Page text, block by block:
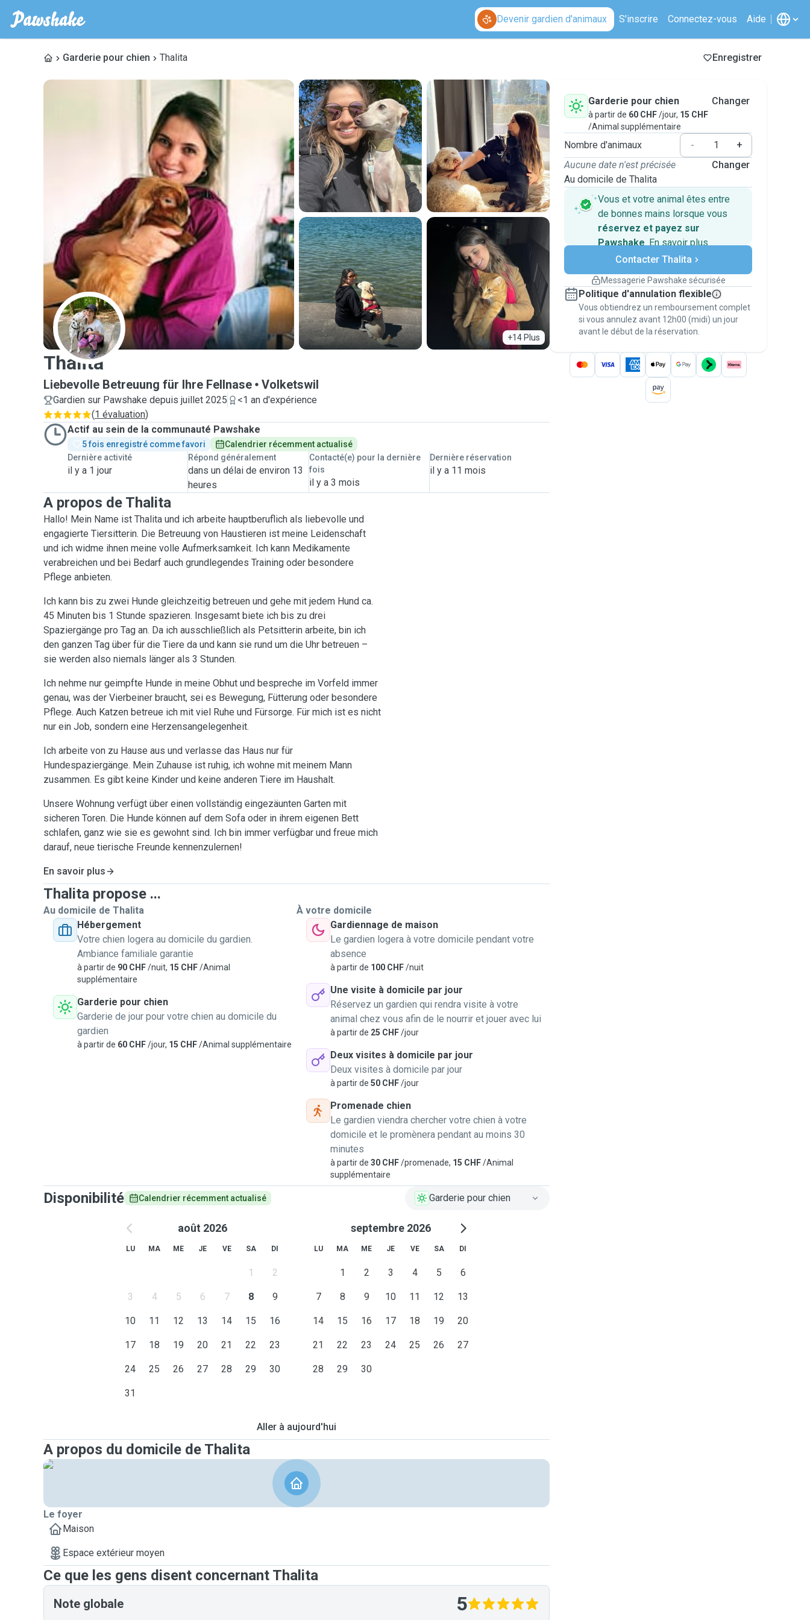
Devenir gardien d'animaux S'inscrire Connectez-vous Aide
Garderie pour chien Thalita Enregistrer
+14 Plus
T
Thalita
Liebevolle Betreuung für Ihre Fellnase Volketswil
Gardien sur Pawshake depuis juillet 2025
<1 an d'expérience
(1 évaluation)
Actif au sein de la communauté Pawshake
5 fois enregistré comme favori
Calendrier récemment actualisé
Dernière activité
il y a 1 jour
Répond généralement
dans un délai de environ 13
heures
Contacté(e) pour la dernière
fois
il y a 3 mois
Dernière réservation
il y a 11 mois
A propos de Thalita
Hallo! Mein Name ist Thalita und ich arbeite hauptberuflich als liebevolle und
engagierte Tiersitterin. Die Betreuung von Haustieren ist meine Leidenschaft
und ich widme ihnen meine volle Aufmerksamkeit. Ich kann Medikamente
verabreichen und bei Bedarf auch grundlegendes Training oder besondere
Pflege anbieten.
Ich kann bis zu zwei Hunde gleichzeitig betreuen und gehe mit jedem Hund ca.
45 Minuten bis 1 Stunde spazieren. Insgesamt biete ich bis zu drei
Spaziergänge pro Tag an. Da ich ausschließlich als Petsitterin arbeite, bin ich
den ganzen Tag über für die Tiere da und kann sie rund um die Uhr betreuen –
sie werden also niemals länger als 3 Stunden.
Ich nehme nur geimpfte Hunde in meine Obhut und bespreche im Vorfeld immer
genau, was der Vierbeiner braucht, sei es Bewegung, Fütterung oder besondere
Pflege. Auch Katzen betreue ich mit viel Ruhe und Fürsorge. Für mich ist es nicht
nur ein Job, sondern eine Herzensangelegenheit.
Ich arbeite von zu Hause aus und verlasse das Haus nur für
Hundespaziergänge. Mein Zuhause ist ruhig, ich wohne mit meinem Mann
zusammen. Es gibt keine Kinder und keine anderen Tiere im Haushalt.
Unsere Wohnung verfügt über einen vollständig eingezäunten Garten mit
sicheren Toren. Die Hunde können auf dem Sofa oder in ihrem eigenen Bett
schlafen, ganz wie sie es gewohnt sind. Ich bin immer verfügbar und freue mich
darauf, neue tierische Freunde kennenzulernen!
En savoir plus
Thalita propose ...
Au domicile de Thalita
Hébergement
Votre chien logera au domicile du gardien.
Ambiance familiale garantie
à partir de 90 CHF/nuit, 15 CHF/Animal
supplémentaire
Garderie pour chien
Garderie de jour pour votre chien au domicile du
gardien
à partir de 60 CHF/jour, 15 CHF/Animal supplémentaire
À votre domicile
Gardiennage de maison
Le gardien logera à votre domicile pendant votre
absence
à partir de 100 CHF/nuit
Une visite à domicile par jour
Réservez un gardien qui rendra visite à votre
animal chez vous afin de le nourrir et jouer avec lui
à partir de 25 CHF/jour
Deux visites à domicile par jour
Deux visites à domicile par jour
à partir de 50 CHF/jour
Promenade chien
Le gardien viendra chercher votre chien à votre
domicile et le promènera pendant au moins 30
minutes
à partir de 30 CHF/promenade, 15 CHF/Animal
supplémentaire
Disponibilité Calendrier récemment actualisé Garderie pour chien
août 2026
LU MA ME JE VE SA DI
1 2
3 4 5 6 7 8 9
10 11 12 13 14 15 16
17 18 19 20 21 22 23
24 25 26 27 28 29 30
31
septembre 2026
LU MA ME JE VE SA DI
1 2 3 4 5 6
7 8 9 10 11 12 13
14 15 16 17 18 19 20
21 22 23 24 25 26 27
28 29 30
Aller à aujourd'hui
A propos du domicile de Thalita
Le foyer
Maison
Espace extérieur moyen
Ce que les gens disent concernant Thalita
Note globale 5
Garderie pour chien
à partir de 60 CHF/jour, 15 CHF
/Animal supplémentaire
Changer
Nombre d'animaux -
+
Aucune date n'est précisée
Au domicile de Thalita
Changer
Vous et votre animal êtes entre
de bonnes mains lorsque vous
réservez et payez sur
Pawshake. En savoir plus
Paiements sécurisés
Assistance en cas de
Réservations couvertes par
nos garanties
Gardez tout sur Pawshake (du premier
message au paiement) pour bénéficier de la
Garantie Pawshake.
Contacter Thalita
Messagerie Pawshake sécurisée
Politique d'annulation flexible
Vous obtiendrez un remboursement complet
si vous annulez avant 12h00 (midi) un jour
avant le début de la réservation.